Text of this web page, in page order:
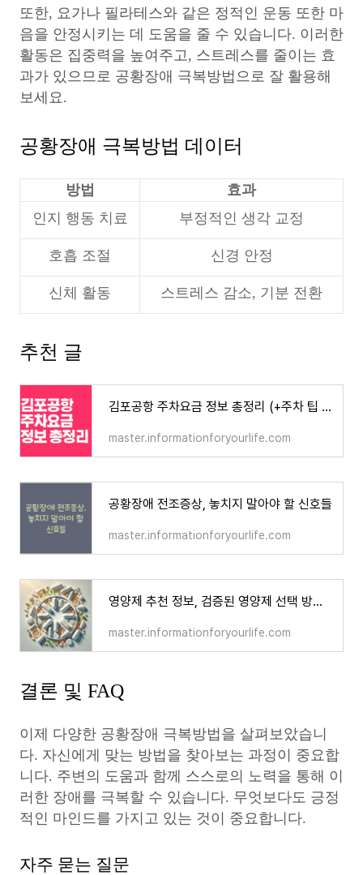
또한, 요가나 필라테스와 같은 정적인 운동 또한 마
음을 안정시키는 데 도움을 줄 수 있습니다. 이러한
활동은 집중력을 높여주고, 스트레스를 줄이는 효
과가 있으므로 공황장애 극복방법으로 잘 활용해
보세요.
공황장애 극복방법 데이터
방법
효과
인지 행동 치료
부정적인 생각 교정
호흡 조절 신경 안정
신체 활동 스트레스 감소, 기분 전환
추천 글
김포공항 주차요금 정보 총정리 (+주차 팁 포함)
master.informationforyourlife.com
공황장애 전조증상, 놓치지 말아야 할 신호들
master.informationforyourlife.com
영양제 추천 정보, 검증된 영양제 선택 방법 가이드!
master.informationforyourlife.com
결론 및 FAQ
이제 다양한 공황장애 극복방법을 살펴보았습니
다. 자신에게 맞는 방법을 찾아보는 과정이 중요합
니다. 주변의 도움과 함께 스스로의 노력을 통해 이
러한 장애를 극복할 수 있습니다. 무엇보다도 긍정
적인 마인드를 가지고 있는 것이 중요합니다.
자주 묻는 질문